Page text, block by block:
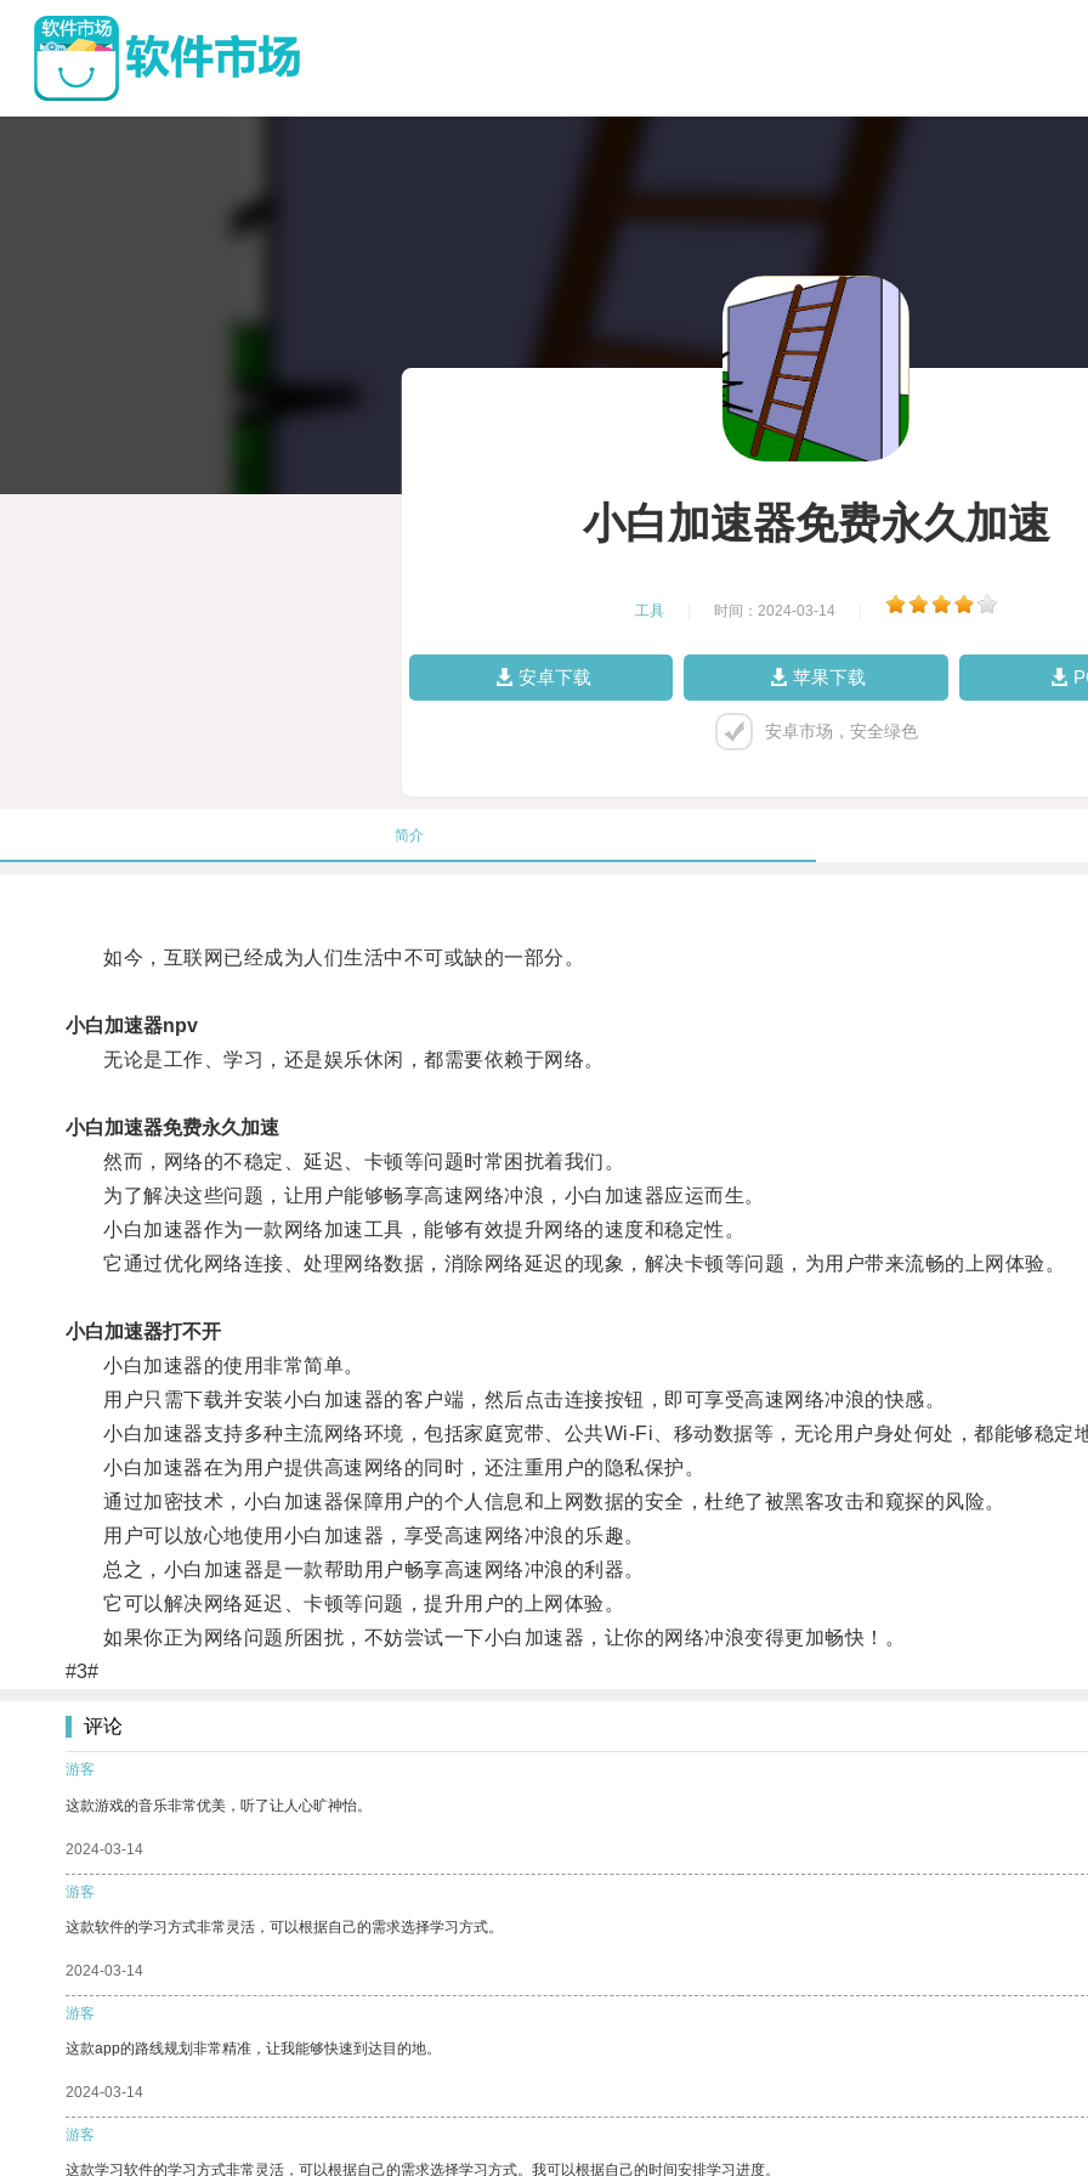
小白加速器免费永久加速
工具 时间：2024-03-14
安卓下载 苹果下载
安卓市场，安全绿色
简介
如今，互联网已经成为人们生活中不可或缺的一部分。
小白加速器npv
无论是工作、学习，还是娱乐休闲，都需要依赖于网络。
小白加速器免费永久加速
然而，网络的不稳定、延迟、卡顿等问题时常困扰着我们。
为了解决这些问题，让用户能够畅享高速网络冲浪，小白加速器应运而生。
小白加速器作为一款网络加速工具，能够有效提升网络的速度和稳定性。
它通过优化网络连接、处理网络数据，消除网络延迟的现象，解决卡顿等问题，为用户带来流畅的上网体验。
小白加速器打不开
小白加速器的使用非常简单。
用户只需下载并安装小白加速器的客户端，然后点击连接按钮，即可享受高速网络冲浪的快感。
小白加速器支持多种主流网络环境，包括家庭宽带、公共Wi-Fi、移动数据等，无论用户身处何处，都能够稳定
小白加速器在为用户提供高速网络的同时，还注重用户的隐私保护。
通过加密技术，小白加速器保障用户的个人信息和上网数据的安全，杜绝了被黑客攻击和窥探的风险。
用户可以放心地使用小白加速器，享受高速网络冲浪的乐趣。
总之，小白加速器是一款帮助用户畅享高速网络冲浪的利器。
它可以解决网络延迟、卡顿等问题，提升用户的上网体验。
如果你正为网络问题所困扰，不妨尝试一下小白加速器，让你的网络冲浪变得更加畅快！。
#3#
评论
游客
这款游戏的音乐非常优美，听了让人心旷神怡。
2024-03-14
游客
这款软件的学习方式非常灵活，可以根据自己的需求选择学习方式。
2024-03-14
游客
这款app的路线规划非常精准，让我能够快速到达目的地。
2024-03-14
游客
这款学习软件的学习方式非常灵活，可以根据自己的需求选择学习方式。我可以根据自己的时间安排学习进度。